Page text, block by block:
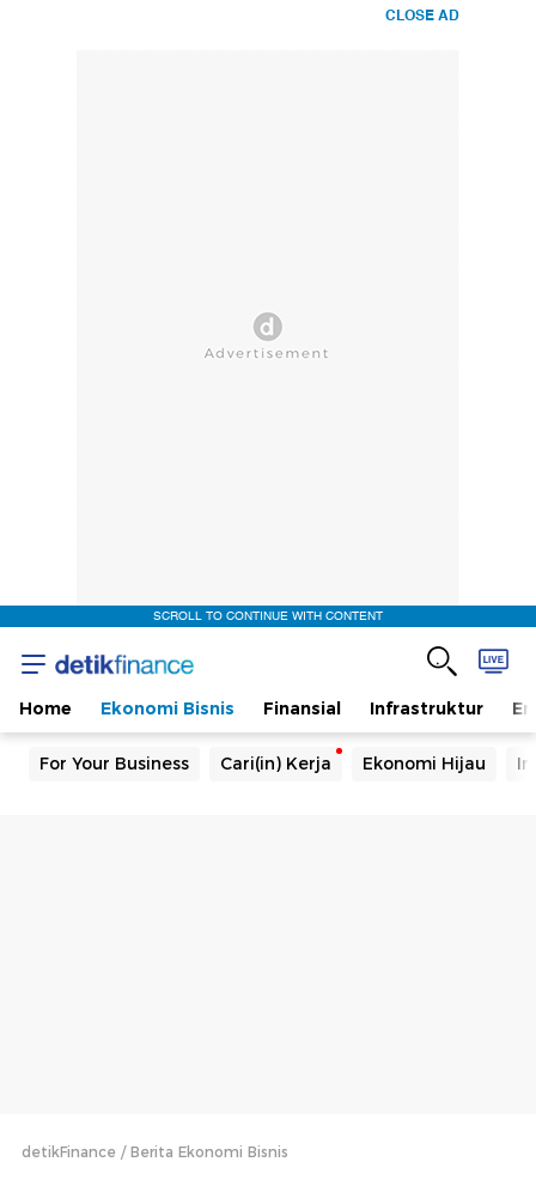
CLOSE AD
SCROLL TO CONTINUE WITH CONTENT
Home Ekonomi Bisnis Finansial Infrastruktur
For Your Business Cari(in) Kerja Ekonomi Hijau
detikFinance Berita Ekonomi Bisnis